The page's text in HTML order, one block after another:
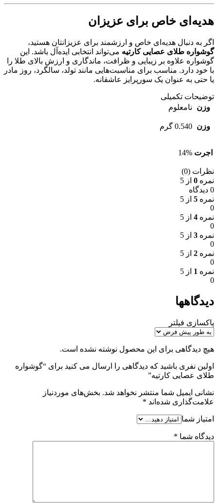
هدیه‌ای خاص برای عزیزان
اگر به دنبال هدیه‌ای خاص و ارزشمند برای عزیزانتان هستید،
گوشواره طلای عصایی کارتیه می‌تواند انتخابی ایده‌آل باشد. این
گوشواره علاوه بر زیبایی و ظرافت، ماندگاری و ارزش بالای طلا را
با خود دارد. مناسب برای مناسبت‌هایی مانند تولد، سالگرد، روز مادر
یا حتی به عنوان یک سورپرایز عاشقانه.
توضیحات تکمیلی
وزن
نامعلوم
وزن 0.540 گرم
اجرت 14%
نظرات (0)
نمره 0 از 5
0 دیدگاه
نمره 5 از 5
0
نمره 4 از 5
0
نمره 3 از 5
0
نمره 2 از 5
0
نمره 1 از 5
0
دیدگاهها
پاکسازی فیلتر
هیچ دیدگاهی برای این محصول نوشته نشده است.
اولین نفری باشید که دیدگاهی را ارسال می کنید برای “گوشواره
طلای عصایی کارتیه”
نشانی ایمیل شما منتشر نخواهد شد. بخش‌های موردنیاز
علامت‌گذاری شده‌اند *
امتیاز شما
دیدگاه شما *